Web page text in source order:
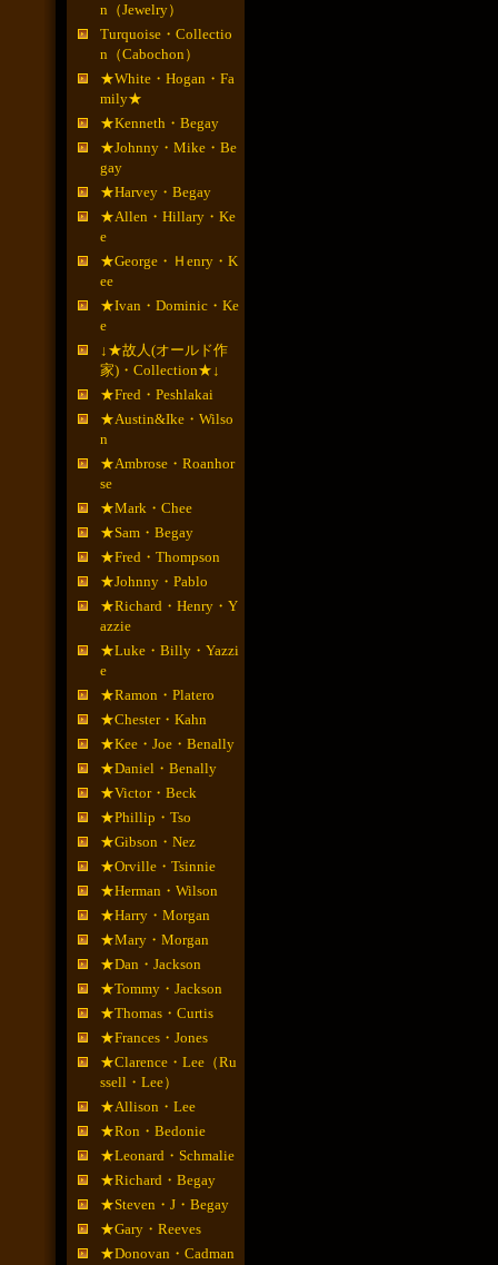
n（Jewelry）
Turquoise・Collectio
n（Cabochon）
★White・Hogan・Fa
mily★
★Kenneth・Begay
★Johnny・Mike・Be
gay
★Harvey・Begay
★Allen・Hillary・Ke
e
★George・Ｈenry・K
ee
★Ivan・Dominic・Ke
e
↓★故人(オールド作
家)・Collection★↓
★Fred・Peshlakai
★Austin&Ike・Wilso
n
★Ambrose・Roanhor
se
★Mark・Chee
★Sam・Begay
★Fred・Thompson
★Johnny・Pablo
★Richard・Henry・Y
azzie
★Luke・Billy・Yazzi
e
★Ramon・Platero
★Chester・Kahn
★Kee・Joe・Benally
★Daniel・Benally
★Victor・Beck
★Phillip・Tso
★Gibson・Nez
★Orville・Tsinnie
★Herman・Wilson
★Harry・Morgan
★Mary・Morgan
★Dan・Jackson
★Tommy・Jackson
★Thomas・Curtis
★Frances・Jones
★Clarence・Lee（Ru
ssell・Lee）
★Allison・Lee
★Ron・Bedonie
★Leonard・Schmalie
★Richard・Begay
★Steven・J・Begay
★Gary・Reeves
★Donovan・Cadman